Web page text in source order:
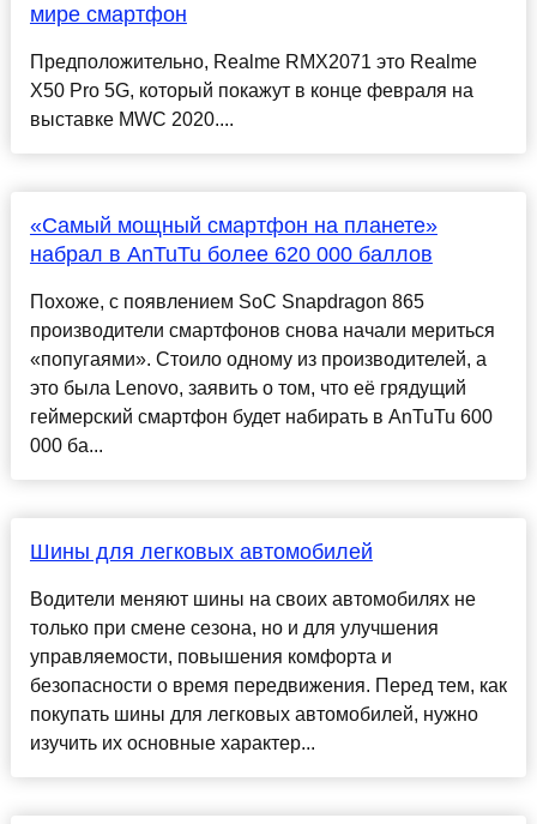
мире смартфон
Предположительно, Realme RMX2071 это Realme
X50 Pro 5G, который покажут в конце февраля на
выставке MWC 2020....
«Самый мощный смартфон на планете»
набрал в AnTuTu более 620 000 баллов
Похоже, с появлением SoC Snapdragon 865
производители смартфонов снова начали мериться
«попугаями». Стоило одному из производителей, а
это была Lenovo, заявить о том, что её грядущий
геймерский смартфон будет набирать в AnTuTu 600
000 ба...
Шины для легковых автомобилей
Водители меняют шины на своих автомобилях не
только при смене сезона, но и для улучшения
управляемости, повышения комфорта и
безопасности о время передвижения. Перед тем, как
покупать шины для легковых автомобилей, нужно
изучить их основные характер...